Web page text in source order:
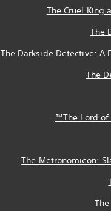
The Cruel King
The
The Darkside Detective: A
The
The Lord of
The Metronomicon: